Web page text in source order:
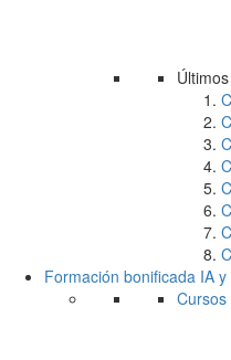
Formación bonificada IA
Cursos